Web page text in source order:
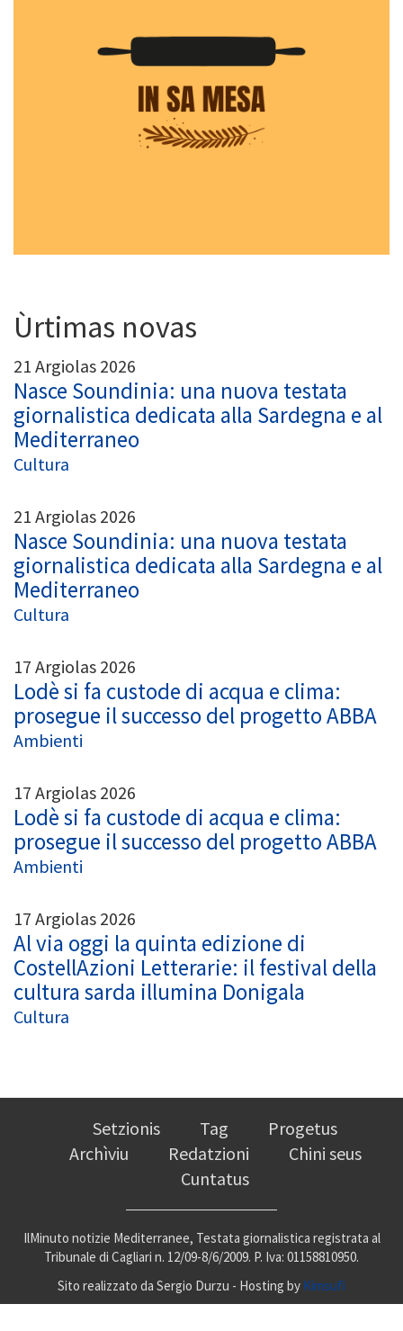
Ùrtimas novas
21 Argiolas 2026
Nasce Soundinia: una nuova testata
giornalistica dedicata alla Sardegna e al
Mediterraneo
Cultura
21 Argiolas 2026
Nasce Soundinia: una nuova testata
giornalistica dedicata alla Sardegna e al
Mediterraneo
Cultura
17 Argiolas 2026
Lodè si fa custode di acqua e clima:
prosegue il successo del progetto ABBA
Ambienti
17 Argiolas 2026
Lodè si fa custode di acqua e clima:
prosegue il successo del progetto ABBA
Ambienti
17 Argiolas 2026
Al via oggi la quinta edizione di
CostellAzioni Letterarie: il festival della
cultura sarda illumina Donigala
Cultura
Setzionis Tag
Progetus
Archìviu
Redatzioni
Chini seus
Cuntatus
IlMinuto notizie Mediterranee, Testata giornalistica registrata al
Tribunale di Cagliari n. 12/09-8/6/2009. P. Iva: 01158810950.
Sito realizzato da Sergio Durzu - Hosting by Kimsufi